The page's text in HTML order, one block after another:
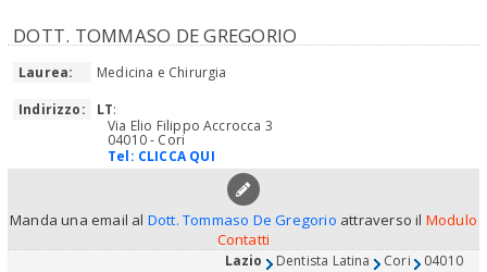
DOTT. TOMMASO DE GREGORIO
Laurea:
Medicina e Chirurgia
Indirizzo:
LT:
Via Elio Filippo Accrocca 3
04010 - Cori
Tel: CLICCA QUI
Manda una email al Dott. Tommaso De Gregorio attraverso il Modulo
Contatti
Lazio Dentista Latina Cori 04010